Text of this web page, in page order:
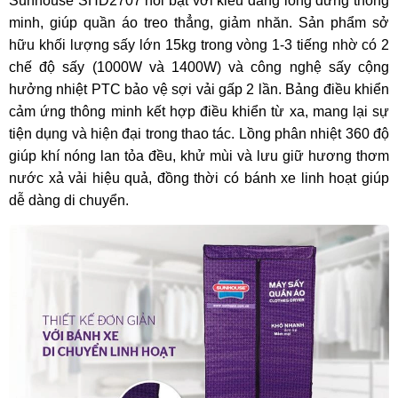
minh, giúp quần áo treo thẳng, giảm nhăn. Sản phẩm sở
hữu khối lượng sấy lớn 15kg trong vòng 1-3 tiếng nhờ có 2
chế độ sấy (1000W và 1400W) và công nghệ sấy cộng
hưởng nhiệt PTC bảo vệ sợi vải gấp 2 lần. Bảng điều khiển
cảm ứng thông minh kết hợp điều khiển từ xa, mang lại sự
tiện dụng và hiện đại trong thao tác. Lồng phân nhiệt 360 độ
giúp khí nóng lan tỏa đều, khử mùi và lưu giữ hương thơm
nước xả vải hiệu quả, đồng thời có bánh xe linh hoạt giúp
dễ dàng di chuyển.